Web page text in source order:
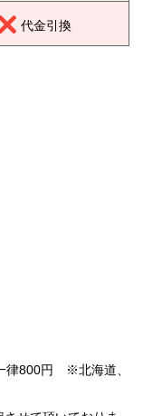
代金引換
律800円 ※北海道、